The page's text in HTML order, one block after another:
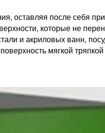
оставляя после себя
которые не
и акриловых ванн,
мягкой тряпкой